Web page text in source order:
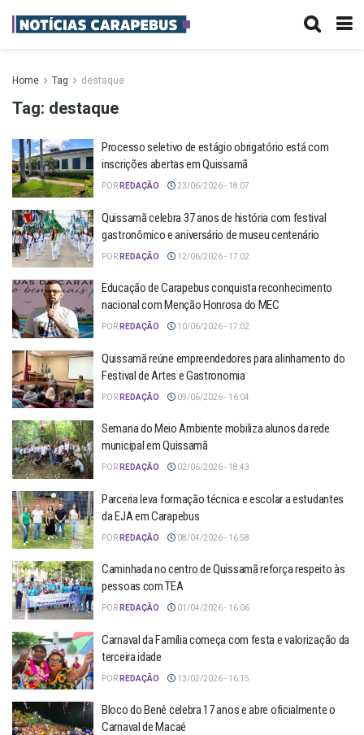
Home Tag destaque
Tag: destaque
Processo seletivo de estágio obrigatório está com
inscrições abertas em Quissamã
POR REDAÇÃO 23/06/2026 - 18:07
Quissamã celebra 37 anos de história com festival
gastronômico e aniversário de museu centenário
POR REDAÇÃO 12/06/2026 - 17:02
Educação de Carapebus conquista reconhecimento
nacional com Menção Honrosa do MEC
POR REDAÇÃO 10/06/2026 - 17:02
Quissamã reúne empreendedores para alinhamento do
Festival de Artes e Gastronomia
POR REDAÇÃO 09/06/2026 - 16:04
Semana do Meio Ambiente mobiliza alunos da rede
municipal em Quissamã
POR REDAÇÃO 02/06/2026 - 18:43
Parceria leva formação técnica e escolar a estudantes
da EJA em Carapebus
POR REDAÇÃO 08/04/2026 - 16:58
Caminhada no centro de Quissamã reforça respeito às
pessoas com TEA
POR REDAÇÃO 01/04/2026 - 16:06
Carnaval da Família começa com festa e valorização da
terceira idade
POR REDAÇÃO 13/02/2026 - 16:15
Bloco do Benê celebra 17 anos e abre oficialmente o
Carnaval de Macaé